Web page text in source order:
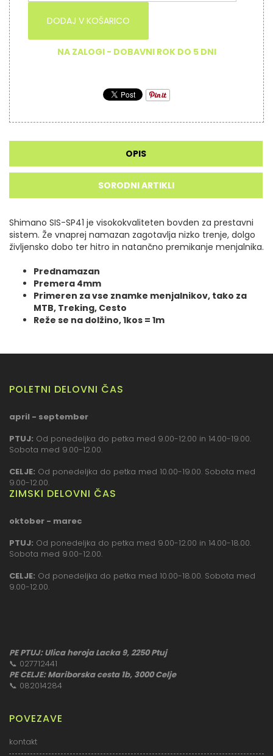
DODAJ V KOŠARICO
NA ZALOGI - DOBAVNI ROK DO 5 DNI
OPIS
SORODNI ARTIKLI
Shimano SIS-SP41 je visokokvaliteten bovden za prestavni
sistem. Že vnaprej namazan zagotavlja nizko trenje, dolgo
življensko dobo ter hitro in natančno premikanje menjalnika.
Prednamazan
Premera 4mm
Primeren za vse znamke menjalnikov, tako za
MTB, Treking, Cesto
Reže se na dolžino, 1kos = 1m
POLETNI DELOVNI ČAS
april - september
PTUJ: Od ponedeljka do petka med 9.00-12.00 in 14.00-19.00.
Sobota med 9.00-12.00.
CELJE: Od ponedeljka do petka med 10.00-19.00. Sobota med
9.00-12.00.
ZIMSKI DELOVNI ČAS
oktober - marec
PTUJ: Od ponedeljka do petka med 9.00-12.00 in 14.00-18.00.
Sobota med 9.00-12.00.
CELJE: Od ponedeljka do petka med 10.00-18.00. Sobota med
9.00-12.00.
PE PTUJ: Ulica heroja Lacka 9, 2250 Ptuj
📞 027712441
PE CELJE: Mariborska cesta 1b, 3000 Celje
📞 082014284
POVEZAVE
kontakt